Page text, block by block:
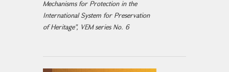
Mechanisms for Protection in the
International System for Preservation
of Heritage", VEM series No. 6